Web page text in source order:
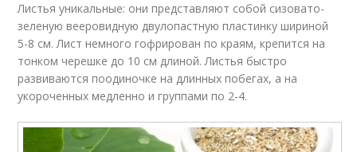
Листья уникальные: они представляют собой сизовато-
зеленую вееровидную двулопастную пластинку шириной
5-8 см. Лист немного гофрирован по краям, крепится на
тонком черешке до 10 см длиной. Листья быстро
развиваются поодиночке на длинных побегах, а на
укороченных медленно и группами по 2-4.